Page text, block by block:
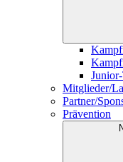
Mitglieder/
Partner/
Prävention